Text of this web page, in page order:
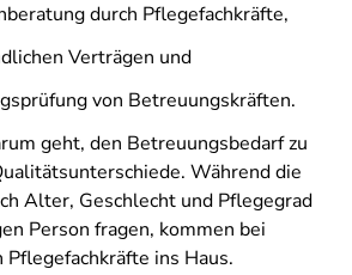
durch Pflegefachkräfte,
Verträgen und
von Betreuungskräften.
geht, den Betreuungsbedarf zu
Während die
Alter, Geschlecht und Pflegegrad
Person fragen, kommen bei
ins Haus.